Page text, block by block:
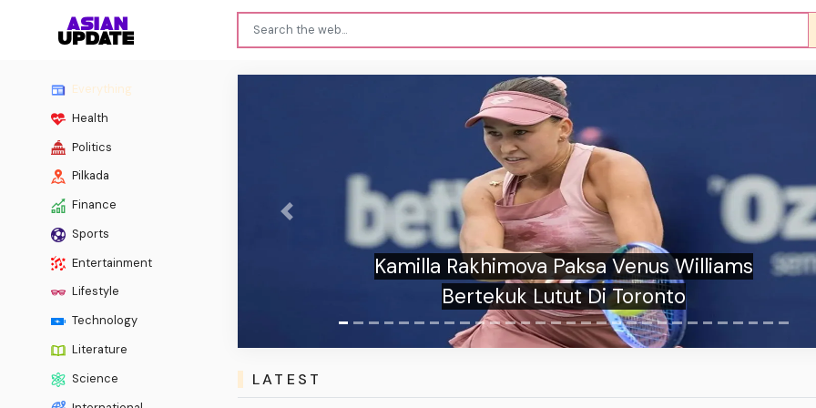
Everything
Health
Politics
Pilkada
Finance
Sports
Entertainment
Lifestyle
Technology
Literature
Science
Brighton Tolak Tawaran Perdana Espanyol untuk
Igor Julio
Previous
LATEST